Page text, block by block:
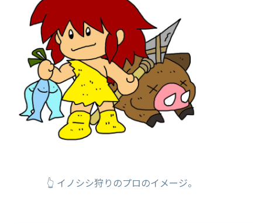
👆 イノシシ狩りのプロのイメージ。